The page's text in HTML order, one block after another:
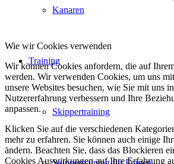
Kanaren
Training
Skippertraining
Wie wir Cookies verwenden
Wir können Cookies anfordern, die auf
werden. Wir verwenden Cookies, um uns
unsere Websites besuchen, wie Sie mit uns
Nutzererfahrung verbessern und Ihre
anpassen.
Klicken Sie auf die verschiedenen
mehr zu erfahren. Sie können auch einige
ändern. Beachten Sie, dass das Blockieren
Cookies Auswirkungen auf Ihre Erfahrung